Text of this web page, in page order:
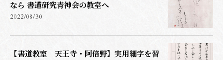
なら 書道研究青神会の教室へ
2022/08/30
【書道教室 天王寺・阿倍野】実用細字を習